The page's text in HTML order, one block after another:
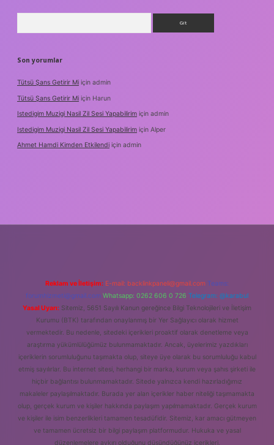
Son yorumlar
Tütsü Şans Getirir Mi için admin
Tütsü Şans Getirir Mi için Harun
Istedigim Muzigi Nasil Zil Sesi Yapabilirim için admin
Istedigim Muzigi Nasil Zil Sesi Yapabilirim için Alper
Ahmet Hamdi Kimden Etkilendi için admin
Reklam ve İletişim: E-mail: backlinkpaneli@gmail.com Teams:
forumhizmeti@gmail.com Whatsapp: 0262 606 0 726 Telegram: @karabul
Yasal Uyarı: Sitemiz, 5651 Sayılı Kanun gereğince Bilgi Teknolojileri ve İletişim
Kurumu (BTK) tarafından onaylanmış bir Yer Sağlayıcı olarak hizmet
vermektedir. Bu nedenle, sitedeki içerikleri proaktif olarak denetleme veya
araştırma yükümlülüğümüz bulunmamaktadır. Ancak, üyelerimiz yazdıkları
içeriklerin sorumluluğunu taşımakta olup, siteye üye olarak bu sorumluluğu kabul
etmiş sayılırlar. Bu internet sitesi, herhangi bir marka, kurum veya şahıs şirketi ile
hiçbir bağlantısı bulunmamaktadır. Sitede yalnızca kendi hazırladığımız
makaleler paylaşılmaktadır. Burada yer alan içerikler haber niteliği taşımamakta
olup, gerçek kurum ve kişiler hakkında paylaşım yapılmamaktadır. Gerçek kurum
ve kişiler ile isim benzerlikleri tamamen tesadüfidir. Sitemiz, kar amacı gütmeyen
ve tamamen ücretsiz bir bilgi paylaşım platformudur. Hukuka ve yasal
düzenlemelere aykırı olduğunu düşündüğünüz içerikleri,